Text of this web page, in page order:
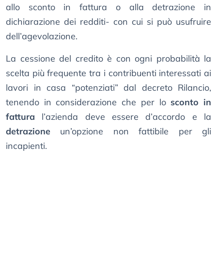
allo sconto in fattura o alla detrazione in
dichiarazione dei redditi- con cui si può usufruire
dell’agevolazione.
La cessione del credito è con ogni probabilità la
scelta più frequente tra i contribuenti interessati ai
lavori in casa “potenziati” dal decreto Rilancio,
tenendo in considerazione che per lo sconto in
fattura l’azienda deve essere d’accordo e la
detrazione un’opzione non fattibile per gli
incapienti.